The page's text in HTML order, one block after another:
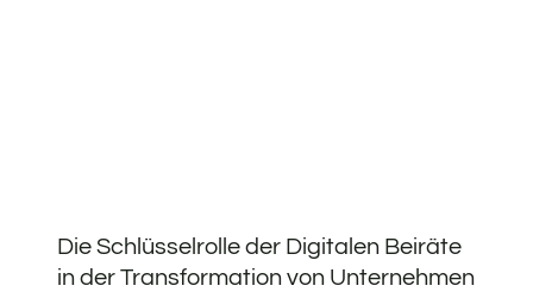
Die Schlüsselrolle der Digitalen Beiräte
in der Transformation von Unternehmen